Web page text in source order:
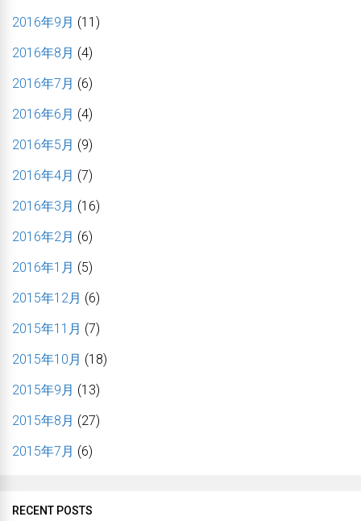
2016年9月 (11)
2016年8月 (4)
2016年7月 (6)
2016年6月 (4)
2016年5月 (9)
2016年4月 (7)
2016年3月 (16)
2016年2月 (6)
2016年1月 (5)
2015年12月 (6)
2015年11月 (7)
2015年10月 (18)
2015年9月 (13)
2015年8月 (27)
2015年7月 (6)
RECENT POSTS